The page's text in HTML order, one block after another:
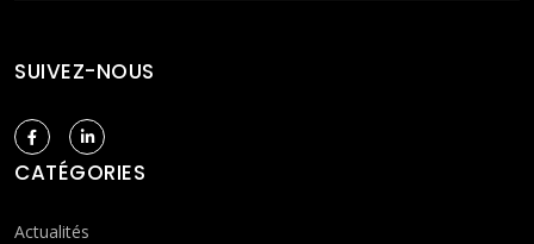
SUIVEZ-NOUS
CATÉGORIES
Actualités